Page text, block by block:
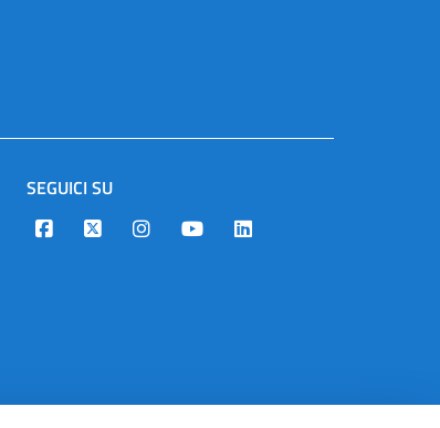
SEGUICI SU
Designers Italia
TwitterInstagramYoutubeLinkedin